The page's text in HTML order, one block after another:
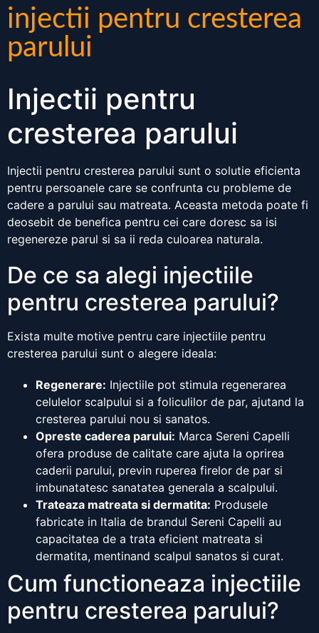
injectii pentru cresterea
parului
Injectii pentru
cresterea parului
Injectii pentru cresterea parului sunt o solutie eficienta
pentru persoanele care se confrunta cu probleme de
cadere a parului sau matreata. Aceasta metoda poate fi
deosebit de benefica pentru cei care doresc sa isi
regenereze parul si sa ii reda culoarea naturala.
De ce sa alegi injectiile
pentru cresterea parului?
Exista multe motive pentru care injectiile pentru
cresterea parului sunt o alegere ideala:
Regenerare: Injectiile pot stimula regenerarea
celulelor scalpului si a foliculilor de par, ajutand la
cresterea parului nou si sanatos.
Opreste caderea parului: Marca Sereni Capelli
ofera produse de calitate care ajuta la oprirea
caderii parului, previn ruperea firelor de par si
imbunatatesc sanatatea generala a scalpului.
Trateaza matreata si dermatita: Produsele
fabricate in Italia de brandul Sereni Capelli au
capacitatea de a trata eficient matreata si
dermatita, mentinand scalpul sanatos si curat.
Cum functioneaza injectiile
pentru cresterea parului?